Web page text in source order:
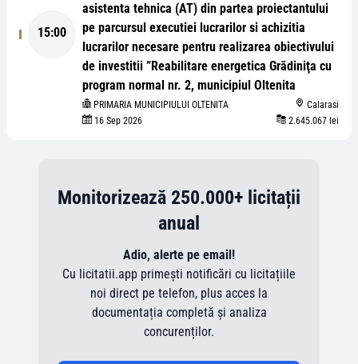
15:00
asistenta tehnica (AT) din partea proiectantului
pe parcursul executiei lucrarilor si achizitia
lucrarilor necesare pentru realizarea obiectivului
de investitii ”Reabilitare energetica Grădiniţa cu
program normal nr. 2, municipiul Oltenita
PRIMARIA MUNICIPIULUI OLTENITA
Calarasi
16 Sep 2026
2.645.067 lei
Monitorizează 250.000+ licitații
anual
Adio, alerte pe email!
Cu licitatii.app primești notificări cu licitațiile
noi direct pe telefon, plus acces la
documentația completă și analiza
concurenților.